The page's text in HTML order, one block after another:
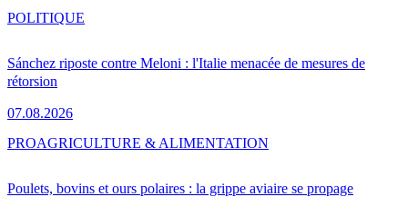
Sánchez riposte contre Meloni : l'Italie menacée de mesures de
rétorsion
07.08.2026
POLITIQUE
Poulets, bovins et ours polaires : la grippe aviaire se propage
PROAGRICULTURE & ALIMENTATION